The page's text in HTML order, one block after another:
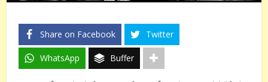
Share on Facebook Twitter
WhatsApp Buffer